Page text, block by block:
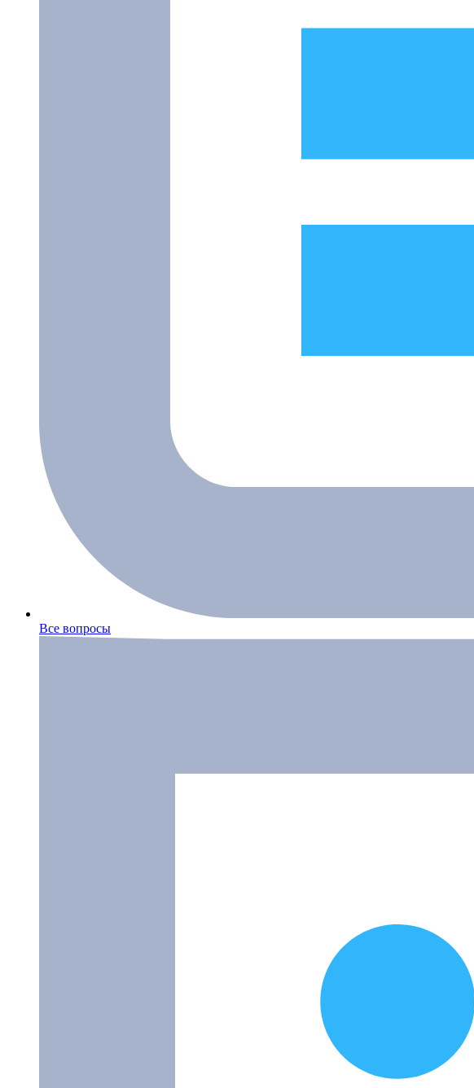
Все вопросы